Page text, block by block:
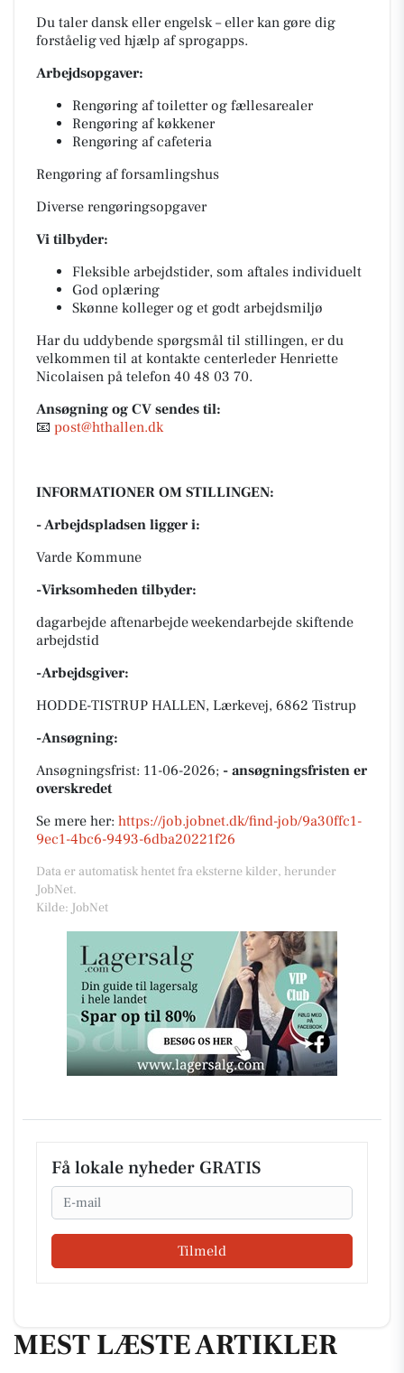
Du taler dansk eller engelsk – eller kan gøre dig
forståelig ved hjælp af sprogapps.
Arbejdsopgaver:
Rengøring af toiletter og fællesarealer
Rengøring af køkkener
Rengøring af cafeteria
Rengøring af forsamlingshus
Diverse rengøringsopgaver
Vi tilbyder:
Fleksible arbejdstider, som aftales individuelt
God oplæring
Skønne kolleger og et godt arbejdsmiljø
Har du uddybende spørgsmål til stillingen, er du
velkommen til at kontakte centerleder Henriette
Nicolaisen på telefon 40 48 03 70.
Ansøgning og CV sendes til:
📧 post@hthallen.dk
INFORMATIONER OM STILLINGEN:
- Arbejdspladsen ligger i:
Varde Kommune
-Virksomheden tilbyder:
dagarbejde aftenarbejde weekendarbejde skiftende
arbejdstid
-Arbejdsgiver:
HODDE-TISTRUP HALLEN, Lærkevej, 6862 Tistrup
-Ansøgning:
Ansøgningsfrist: 11-06-2026; - ansøgningsfristen er
overskredet
Se mere her: https://job.jobnet.dk/find-job/9a30ffc1-
9ec1-4bc6-9493-6dba20221f26
Data er automatisk hentet fra eksterne kilder, herunder
JobNet.
Kilde: JobNet
Få lokale nyheder GRATIS
Email
Tilmeld
MEST LÆSTE ARTIKLER